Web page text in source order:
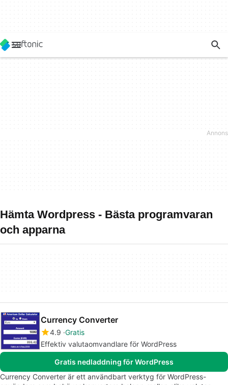
Hämta Wordpress - Bästa programvaran
och apparna
Currency Converter
4.9 Gratis
Effektiv valutaomvandlare för WordPress
Gratis nedladdning för WordPress
Currency Converter är ett användbart verktyg för WordPress-